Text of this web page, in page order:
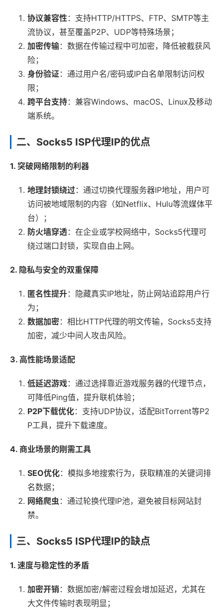
协议兼容性：支持HTTP/HTTPS、FTP、SMTP等主
流协议，甚至覆盖P2P、UDP等特殊场景；
加密传输：数据在传输过程中可加密，降低被截获风
险；
身份验证：通过用户名/密码或IP白名单限制访问权
限；
跨平台支持：兼容Windows、macOS、Linux及移动
端系统。
二、Socks5 ISP代理IP的优点
1. 突破网络限制的利器
地理封锁绕过：通过切换代理服务器IP地址，用户可
访问被地域限制的内容（如Netflix、Hulu等流媒体平
台）；
防火墙穿透：在企业或学校网络中，Socks5代理可
绕过端口封锁，实现自由上网。
2. 隐私与安全的双重保障
匿名性提升：隐藏真实IP地址，防止网站追踪用户行
为；
数据加密：相比HTTP代理的明文传输，Socks5支持
加密，减少中间人攻击风险。
3. 高性能场景适配
低延迟游戏：通过选择靠近游戏服务器的代理节点，
可降低Ping值，提升联机体验；
P2P下载优化：支持UDP协议，适配BitTorrent等P2
P工具，提升下载速度。
4. 商业场景的刚需工具
SEO优化：模拟多地搜索行为，获取精准的关键词排
名数据；
网络爬虫 ：通过轮换代理IP池，避免被目标网站封
禁。
三、Socks5 ISP代理IP的缺点
1. 速度与稳定性的矛盾
加密开销：数据加密/解密过程会增加延迟，尤其在
大文件传输时表现明显；